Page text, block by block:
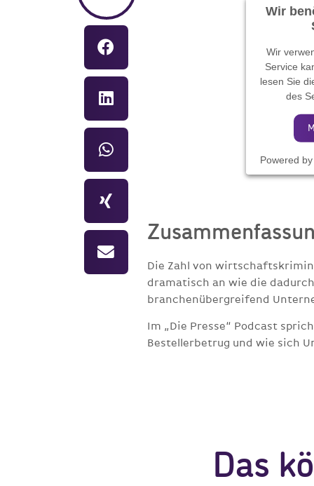
Wir
Wir
Service
lesen Sie
des
Powered
Die Zahl von
dramatisch an wie die
branchenübergreifend
Im „Die Presse“ Podcast
Bestellerbetrug und wie sich
Das